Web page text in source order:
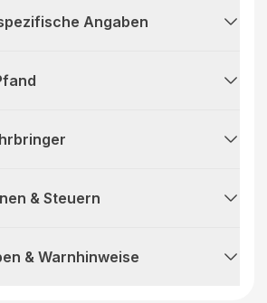
Angaben
& Steuern
& Warnhinweise